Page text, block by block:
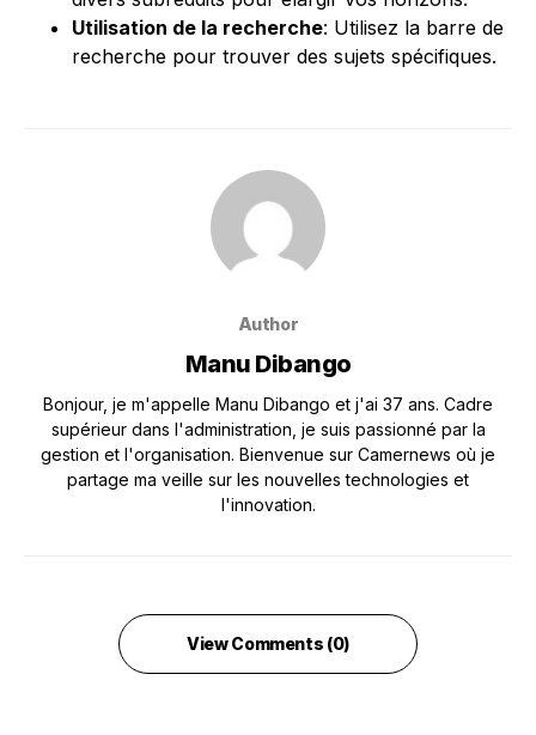
Utilisation de la recherche: Utilisez la barre de
recherche pour trouver des sujets spécifiques.
Author
Manu Dibango
Bonjour, je m'appelle Manu Dibango et j'ai 37 ans. Cadre
supérieur dans l'administration, je suis passionné par la
gestion et l'organisation. Bienvenue sur Camernews où je
partage ma veille sur les nouvelles technologies et
l'innovation.
View Comments (0)